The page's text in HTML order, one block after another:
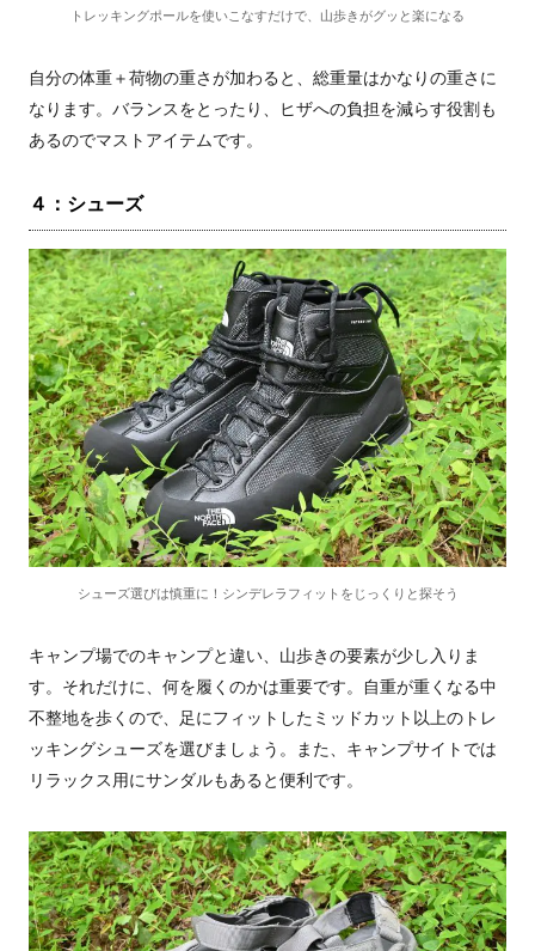
トレッキングポールを使いこなすだけで、山歩きがグッと楽になる
自分の体重＋荷物の重さが加わると、総重量はかなりの重さに
なります。バランスをとったり、ヒザへの負担を減らす役割も
あるのでマストアイテムです。
４：シューズ
シューズ選びは慎重に！シンデレラフィットをじっくりと探そう
キャンプ場でのキャンプと違い、山歩きの要素が少し入りま
す。それだけに、何を履くのかは重要です。自重が重くなる中
不整地を歩くので、足にフィットしたミッドカット以上のトレ
ッキングシューズを選びましょう。また、キャンプサイトでは
リラックス用にサンダルもあると便利です。